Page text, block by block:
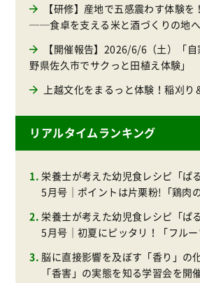
【研修】産地で五感震わす体験
──食卓を支える米と酒づくりの地へ
【開催報告】2026/6/6（土）「
野県佐久市でサクっと田植え体験」
上越文化をまるっと体験！稲刈り
リアルタイムランキング
栄養士が考えた幼児食レシピ「ぱ
5月号｜ポイントは片栗粉!「鶏肉
栄養士が考えた幼児食レシピ「ぱ
5月号｜初夏にピッタリ！「フルー
脳に直接影響を及ぼす「香り」の
「香害」の実態を知る学習会を開